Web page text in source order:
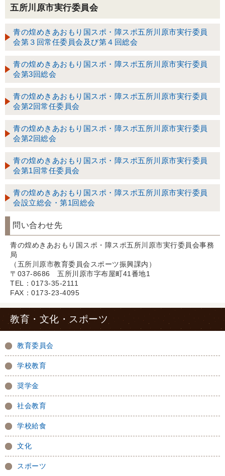
五所川原市実行委員会
青の煌めきあおもり国スポ・障スポ五所川原市実行委員
会第３回常任委員会及び第４回総会
青の煌めきあおもり国スポ・障スポ五所川原市実行委員
会第3回総会
青の煌めきあおもり国スポ・障スポ五所川原市実行委員
会第2回常任委員会
青の煌めきあおもり国スポ・障スポ五所川原市実行委員
会第2回総会
青の煌めきあおもり国スポ・障スポ五所川原市実行委員
会第1回常任委員会
青の煌めきあおもり国スポ・障スポ五所川原市実行委員
会設立総会・第1回総会
問い合わせ先
青の煌めきあおもり国スポ・障スポ五所川原市実行委員会事務
局
（五所川原市教育委員会スポーツ振興課内）
〒037-8686 五所川原市字布屋町41番地1
TEL：0173-35-2111
FAX：0173-23-4095
教育・文化・スポーツ
教育委員会
学校教育
奨学金
社会教育
学校給食
文化
スポーツ